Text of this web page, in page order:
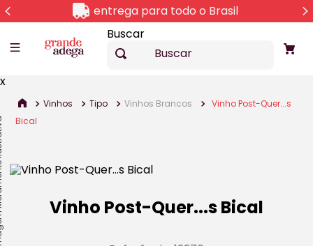
entrega para todo o Brasil
Buscar
x
Vinhos Tipo Vinhos Brancos
Vinho Post-Quer...s
Bical
Vinho Post-Quer...s Bical